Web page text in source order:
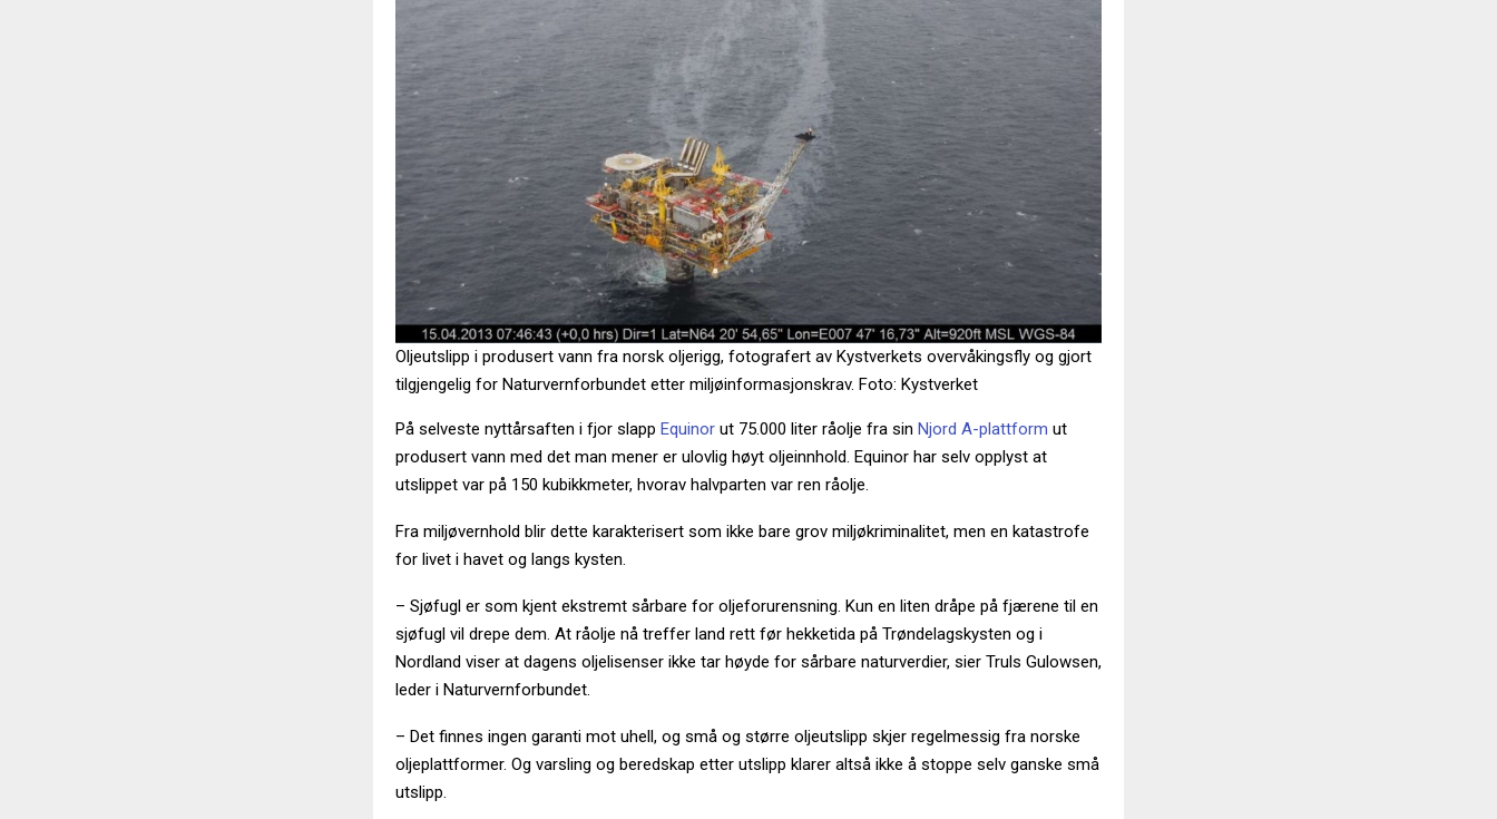
Oljeutslipp i produsert vann fra norsk oljerigg, fotografert av Kystverkets overvåkingsfly og gjort
tilgjengelig for Naturvernforbundet etter miljøinformasjonskrav. Foto: Kystverket
På selveste nyttårsaften i fjor slapp Equinor ut 75.000 liter råolje fra sin Njord A-plattform ut
produsert vann med det man mener er ulovlig høyt oljeinnhold. Equinor har selv opplyst at
utslippet var på 150 kubikkmeter, hvorav halvparten var ren råolje.
Fra miljøvernhold blir dette karakterisert som ikke bare grov miljøkriminalitet, men en katastrofe
for livet i havet og langs kysten.
– Sjøfugl er som kjent ekstremt sårbare for oljeforurensning. Kun en liten dråpe på fjærene til en
sjøfugl vil drepe dem. At råolje nå treffer land rett før hekketida på Trøndelagskysten og i
Nordland viser at dagens oljelisenser ikke tar høyde for sårbare naturverdier, sier Truls Gulowsen,
leder i Naturvernforbundet.
– Det finnes ingen garanti mot uhell, og små og større oljeutslipp skjer regelmessig fra norske
oljeplattformer. Og varsling og beredskap etter utslipp klarer altså ikke å stoppe selv ganske små
utslipp.